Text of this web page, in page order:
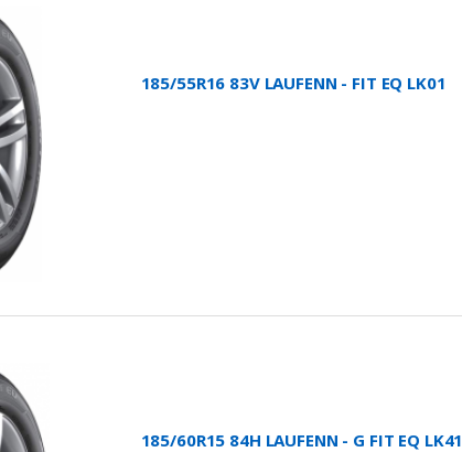
185/55R16 83V LAUFENN - FIT EQ LK01
185/60R15 84H LAUFENN - G FIT EQ LK41